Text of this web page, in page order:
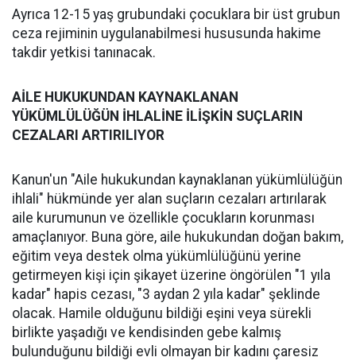
Ayrıca 12-15 yaş grubundaki çocuklara bir üst grubun
ceza rejiminin uygulanabilmesi hususunda hakime
takdir yetkisi tanınacak.
AİLE HUKUKUNDAN KAYNAKLANAN
YÜKÜMLÜLÜĞÜN İHLALİNE İLİŞKİN SUÇLARIN
CEZALARI ARTIRILIYOR
Kanun'un "Aile hukukundan kaynaklanan yükümlülüğün
ihlali" hükmünde yer alan suçların cezaları artırılarak
aile kurumunun ve özellikle çocukların korunması
amaçlanıyor. Buna göre, aile hukukundan doğan bakım,
eğitim veya destek olma yükümlülüğünü yerine
getirmeyen kişi için şikayet üzerine öngörülen "1 yıla
kadar" hapis cezası, "3 aydan 2 yıla kadar" şeklinde
olacak. Hamile olduğunu bildiği eşini veya sürekli
birlikte yaşadığı ve kendisinden gebe kalmış
bulunduğunu bildiği evli olmayan bir kadını çaresiz